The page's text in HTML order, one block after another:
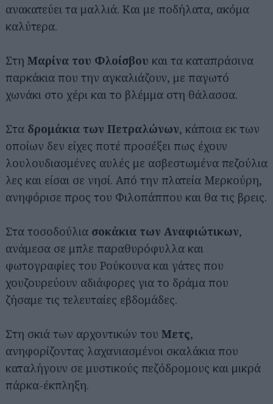
ανακατεύει τα μαλλιά. Και με ποδήλατα, ακόμα
καλύτερα.
Στη Μαρίνα του Φλοίσβου και τα καταπράσινα
παρκάκια που την αγκαλιάζουν, με παγωτό
χωνάκι στο χέρι και το βλέμμα στη θάλασσα.
Στα δρομάκια των Πετραλώνων, κάποια εκ των
οποίων δεν είχες ποτέ προσέξει πως έχουν
λουλουδιασμένες αυλές με ασβεστωμένα πεζούλια
λες και είσαι σε νησί. Από την πλατεία Μερκούρη,
ανηφόρισε προς του Φιλοπάππου και θα τις βρεις.
Στα τοσοδούλια σοκάκια των Αναφιώτικων,
ανάμεσα σε μπλε παραθυρόφυλλα και
φωτογραφίες του Ρούκουνα και γάτες που
χουζουρεύουν αδιάφορες για το δράμα που
ζήσαμε τις τελευταίες εβδομάδες.
Στη σκιά των αρχοντικών του Μετς,
ανηφορίζοντας λαχανιασμένοι σκαλάκια που
καταλήγουν σε μυστικούς πεζόδρομους και μικρά
πάρκα-έκπληξη.